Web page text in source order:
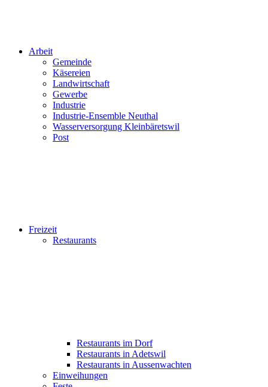
Arbeit
Gemeinde
Käsereien
Landwirtschaft
Gewerbe
Industrie
Industrie-Ensemble Neuthal
Wasserversorgung Kleinbäretswil
Post
Freizeit
Restaurants
Restaurants im Dorf
Restaurants in Adetswil
Restaurants in Aussenwachten
Einweihungen